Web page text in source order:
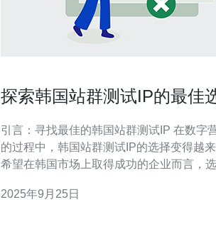
探索韩国站群测试IP的最佳
引言：寻找最佳的韩国站群测试IP 在数字
的过程中，韩国站群测试IP的选择变得越
希望在韩国市场上取得成功的企业而言，
稳定性。同时，随着技术的发展，许多服务
2025年9月25日